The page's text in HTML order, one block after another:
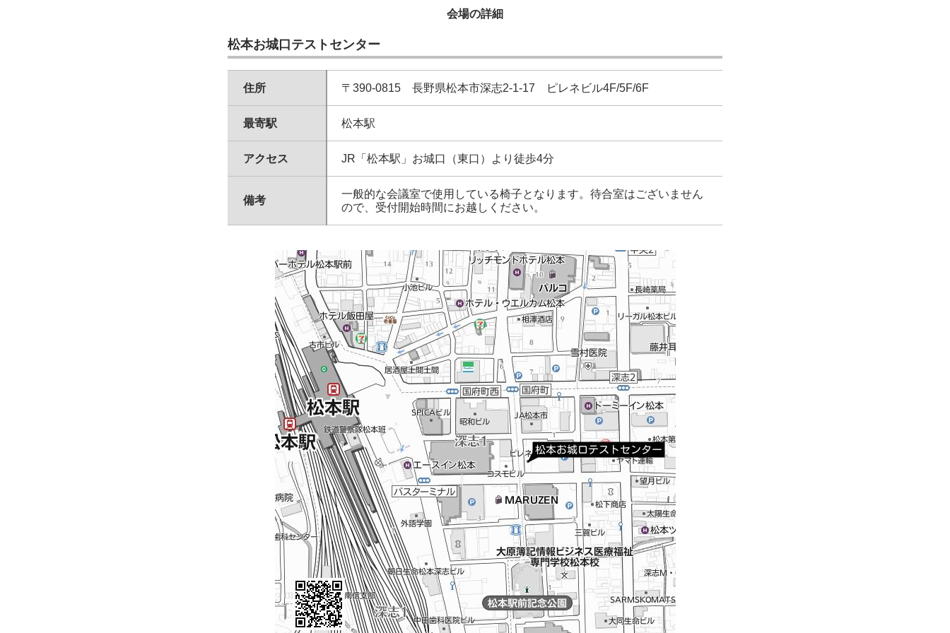
会場の詳細
松本お城口テストセンター
住所 〒390-0815 長野県松本市深志2-1-17 ピレネビル4F/5F/6F
最寄駅 松本駅
アクセス JR「松本駅」お城口（東口）より徒歩4分
備考
一般的な会議室で使用している椅子となります。待合室はございません
ので、受付開始時間にお越しください。